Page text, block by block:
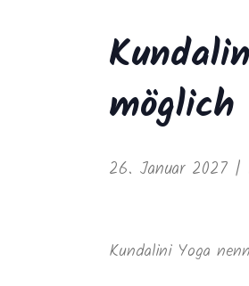
möglich
26. Januar 2027 |
Kundalini Yoga